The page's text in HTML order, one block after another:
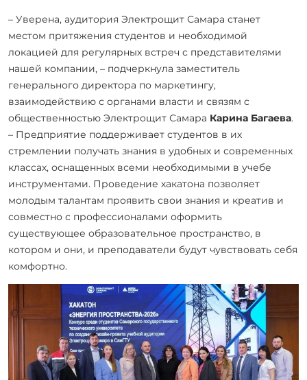
– Уверена, аудитория Электрощит Самара станет
местом притяжения студентов и необходимой
локацией для регулярных встреч с представителями
нашей компании, – подчеркнула заместитель
генерального директора по маркетингу,
взаимодействию с органами власти и связям с
общественностью Электрощит Самара Карина Багаева.
– Предприятие поддерживает студентов в их
стремлении получать знания в удобных и современных
классах, оснащенных всеми необходимыми в учебе
инструментами. Проведение хакатона позволяет
молодым талантам проявить свои знания и креатив и
совместно с профессионалами оформить
существующее образовательное пространство, в
котором и они, и преподаватели будут чувствовать себя
комфортно.